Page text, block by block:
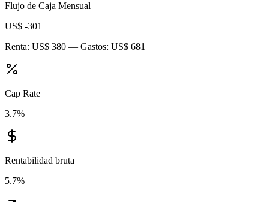
Flujo de Caja Mensual
US$ -301
Renta: US$ 380 — Gastos: US$ 681
Cap Rate
3.7%
Rentabilidad bruta
5.7%